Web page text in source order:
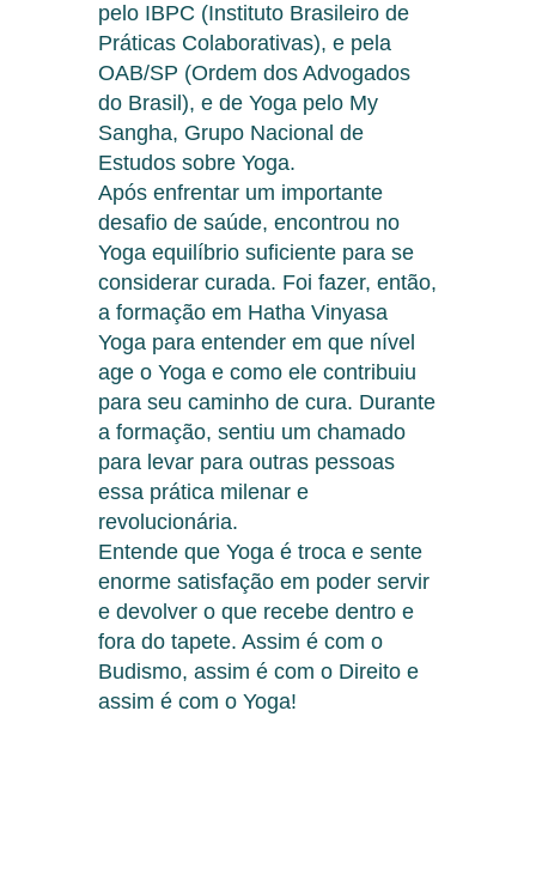
pelo IBPC (Instituto Brasileiro de
Práticas Colaborativas), e pela
OAB/SP (Ordem dos Advogados
do Brasil), e de Yoga pelo My
Sangha, Grupo Nacional de
Estudos sobre Yoga.
Após enfrentar um importante
desafio de saúde, encontrou no
Yoga equilíbrio suficiente para se
considerar curada. Foi fazer, então,
a formação em Hatha Vinyasa
Yoga para entender em que nível
age o Yoga e como ele contribuiu
para seu caminho de cura. Durante
a formação, sentiu um chamado
para levar para outras pessoas
essa prática milenar e
revolucionária.
Entende que Yoga é troca e sente
enorme satisfação em poder servir
e devolver o que recebe dentro e
fora do tapete. Assim é com o
Budismo, assim é com o Direito e
assim é com o Yoga!